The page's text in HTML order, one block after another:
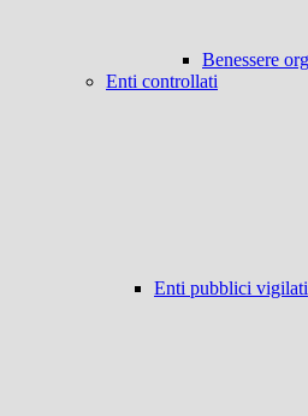
Benessere
Enti controllati
Enti pubblici vigilati